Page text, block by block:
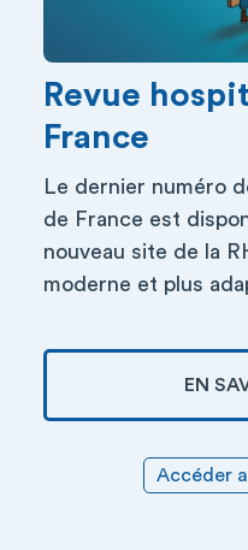
Revue
France
Le dernier numéro
de France est
nouveau site de la
moderne et plus
EN
Accéder